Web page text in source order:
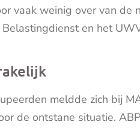
vaak weinig over van
en het
meldde zich bij
de ontstane situatie.